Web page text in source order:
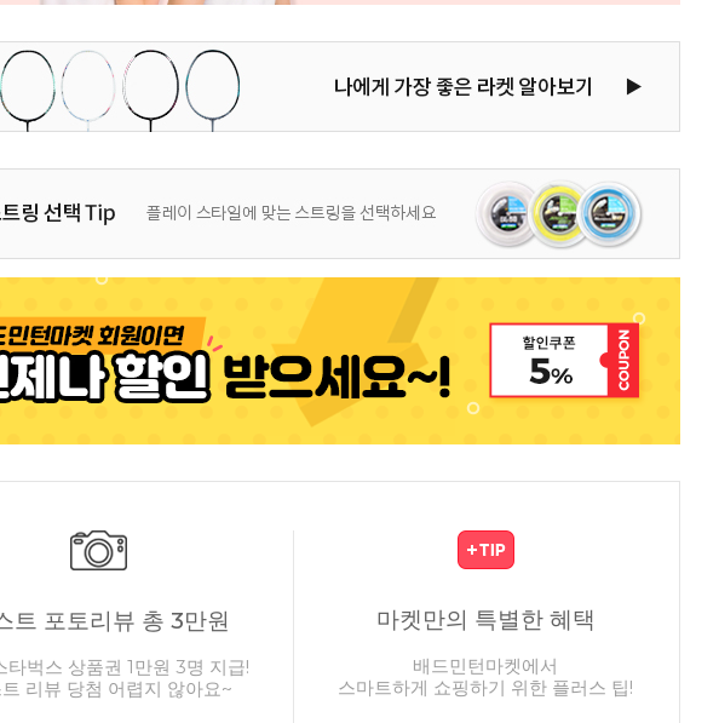
트 포토리뷰 총 3만원
타벅스 상품권 1만원 3명 지급!
리뷰 당첨 어렵지 않아요~
마켓만의 특별한 혜택
배드민턴마켓에서
스마트하게 쇼핑하기 위한 플러스 팁!